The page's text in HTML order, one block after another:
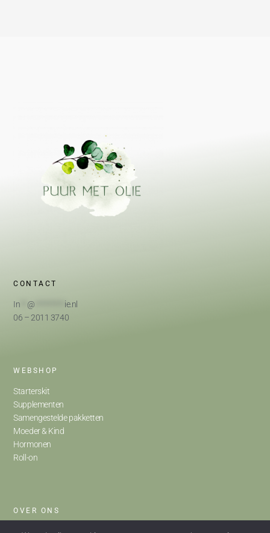
CONTACT
In @
ie.nl
06 – 2011 3740
WEBSHOP
Starterskit
Supplementen
Samengestelde pakketten
Moeder & Kind
Hormonen
Roll-on
OVER ONS
Home